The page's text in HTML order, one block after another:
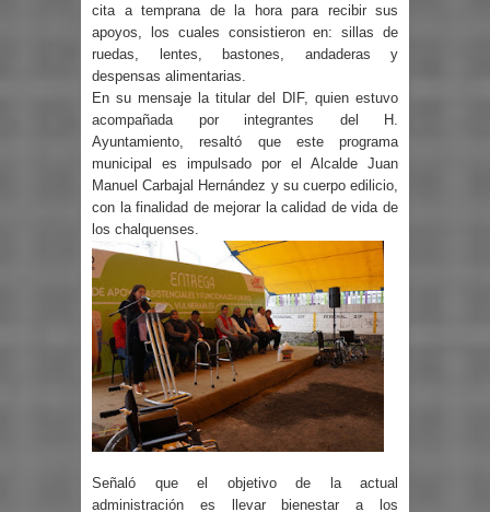
cita a temprana de la hora para recibir sus
apoyos, los cuales consistieron en: sillas de
ruedas, lentes, bastones, andaderas y
despensas alimentarias.
En su mensaje la titular del DIF, quien estuvo
acompañada por integrantes del H.
Ayuntamiento, resaltó que este programa
municipal es impulsado por el Alcalde Juan
Manuel Carbajal Hernández y su cuerpo edilicio,
con la finalidad de mejorar la calidad de vida de
los chalquenses.
Señaló que el objetivo de la actual
administración es llevar bienestar a los